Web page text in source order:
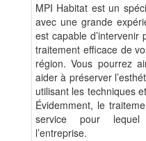
MPI Habitat est un
avec une grande
est capable d’intervenir
traitement efficace de
région. Vous pourrez
aider à préserver
utilisant les techniques
Évidemment, le
service pour
l’entreprise.